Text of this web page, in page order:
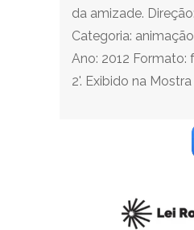
da amizade.
Categoria:
Ano: 2012 Formato:
2'. Exibido na Mostra